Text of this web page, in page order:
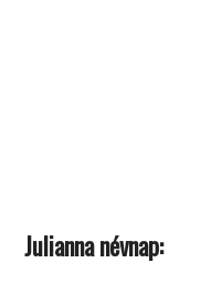
Julianna névnap: